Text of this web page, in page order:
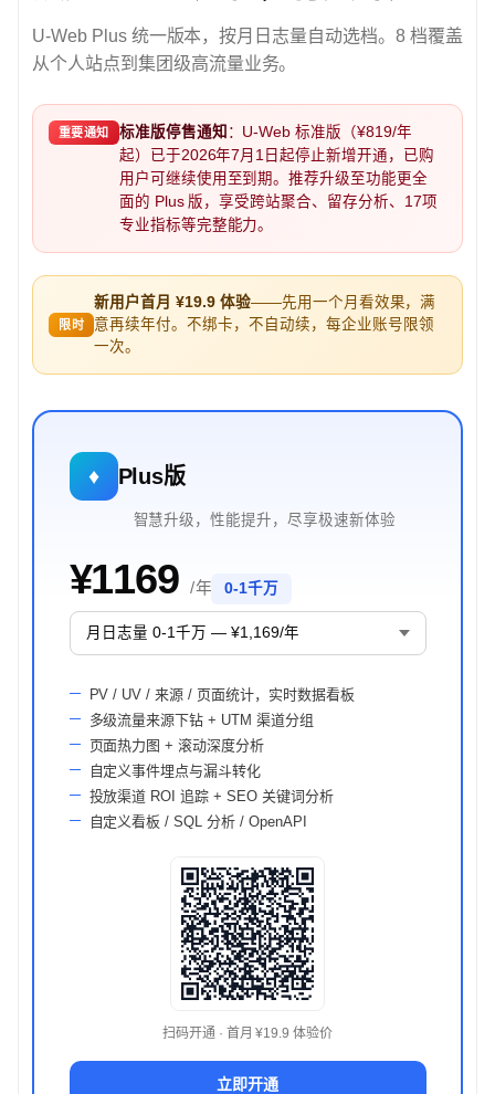
U-Web Plus 统一版本，按月日志量自动选档。8 档覆盖
从个人站点到集团级高流量业务。
重要通知 标准版停售通知 ：U-Web 标准版（¥819/年
起）已于2026年7月1日起停止新增开通，已购
用户可继续使用至到期。推荐升级至功能更全
面的 Plus 版，享受跨站聚合、留存分析、17项
专业指标等完整能力。
限时
新用户首月 ¥19.9 体验——先用一个月看效果，满
意再续年付。不绑卡，不自动续，每企业账号限领
一次。
♦ Plus版
智慧升级，性能提升，尽享极速新体验
¥1169 / 年 0-1千万
PV / UV / 来源 / 页面统计，实时数据看板
多级流量来源下钻 + UTM 渠道分组
页面热力图 + 滚动深度分析
自定义事件埋点与漏斗转化
投放渠道 ROI 追踪 + SEO 关键词分析
自定义看板 / SQL 分析 / OpenAPI
扫码开通 · 首月 ¥19.9 体验价
立即开通